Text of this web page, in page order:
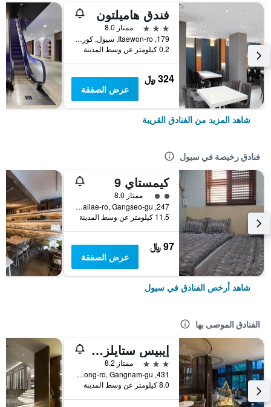
فندق هاميلتون
3 نجوم
ممتاز 8.0
179, Itaewon-ro, سيول, كوريا الجنوبية
0.2 كيلومتر عن وسط المدينة
324 ﷼
عرض الصفقة
شاهد المزيد من الفنادق القريبة
فنادق رخيصة في سيول
كيمستاي 9
تقييم فئة 2
ممتاز 8.0
247, Gomdallae-ro, Gangseo-gu, سيول, كوريا الجنوبية
11.5 كيلومتر عن وسط المدينة
97 ﷼
عرض الصفقة
شاهد أرخص الفنادق في سيول
الفنادق الموصى بها
إيبيس ستايلز أمباسادور سيول غانغنام
3 نجوم
ممتاز 8.2
431, Samseong-ro, Gangnam-gu, سيول, كوريا الجنوبية
8.0 كيلومتر عن وسط المدينة